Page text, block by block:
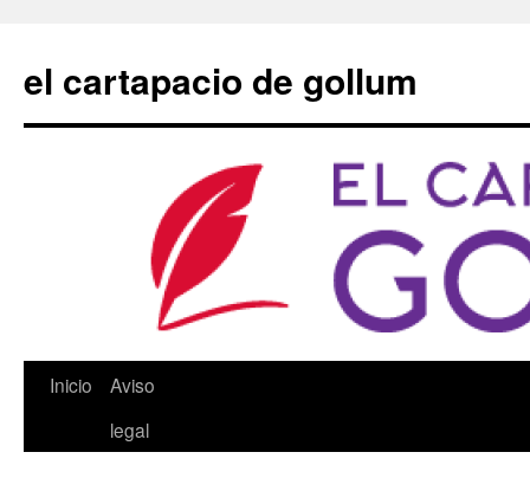
contenido
el cartapacio de gollum
Inicio
Aviso
legal